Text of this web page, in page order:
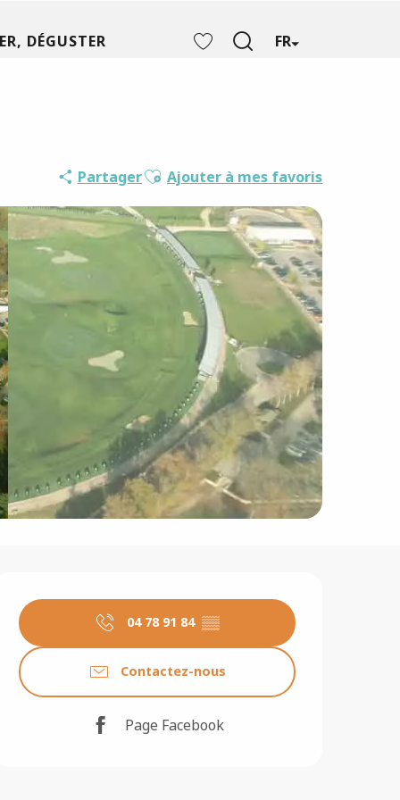
FR
DÉGUSTER
PartagerAjouter aux favoris
Ajouter à mes favoris
et
04 78 91 84 ▒▒
Contactez-nous
Page Facebook